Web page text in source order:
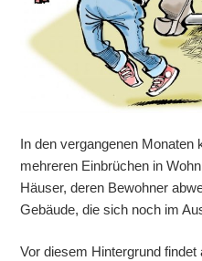
In den vergangenen
mehreren Einbrüchen in
Häuser, deren Bewohner
Gebäude, die sich noch im
Vor diesem Hintergrund findet